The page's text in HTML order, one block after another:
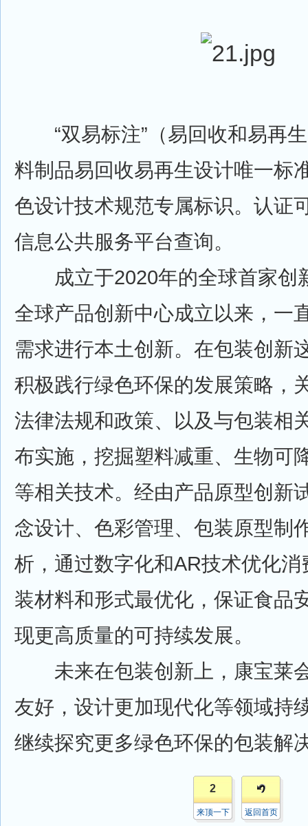
“双易标注”（易回收和易再生
料制品易回收易再生设计唯一标
色设计技术规范专属标识。认证
信息公共服务平台查询。
成立于2020年的全球首家创
全球产品创新中心成立以来，一
需求进行本土创新。在包装创新
积极践行绿色环保的发展策略，
法律法规和政策、以及与包装相
布实施，挖掘塑料减重、生物可
等相关技术。经由产品原型创新
念设计、色彩管理、包装原型制
析，通过数字化和AR技术优化
装材料和形式最优化，保证食品
现更高质量的可持续发展。
未来在包装创新上，康宝莱
友好，设计更加现代化等领域持
继续探究更多绿色环保的包装解
2
来顶一下 返回首页